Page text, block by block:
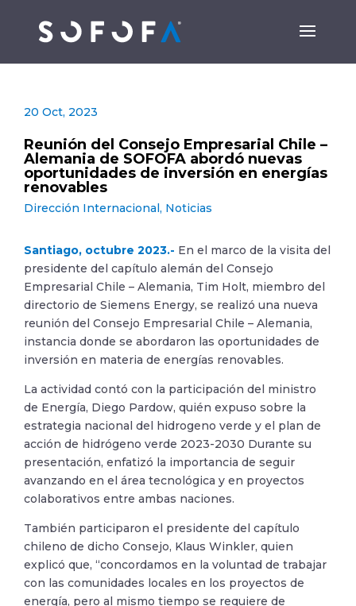
20 Oct, 2023
Reunión del Consejo Empresarial Chile –
Alemania de SOFOFA abordó nuevas
oportunidades de inversión en energías
renovables
Dirección Internacional, Noticias
Santiago, octubre 2023.- En el marco de la visita del
presidente del capítulo alemán del Consejo
Empresarial Chile – Alemania, Tim Holt, miembro del
directorio de Siemens Energy, se realizó una nueva
reunión del Consejo Empresarial Chile – Alemania,
instancia donde se abordaron las oportunidades de
inversión en materia de energías renovables.
La actividad contó con la participación del ministro
de Energía, Diego Pardow, quién expuso sobre la
estrategia nacional del hidrogeno verde y el plan de
acción de hidrógeno verde 2023-2030 Durante su
presentación, enfatizó la importancia de seguir
avanzando en el área tecnológica y en proyectos
colaborativos entre ambas naciones.
También participaron el presidente del capítulo
chileno de dicho Consejo, Klaus Winkler, quien
explicó que, “concordamos en la voluntad de trabajar
con las comunidades locales en los proyectos de
energía, pero al mismo tiempo se requiere de